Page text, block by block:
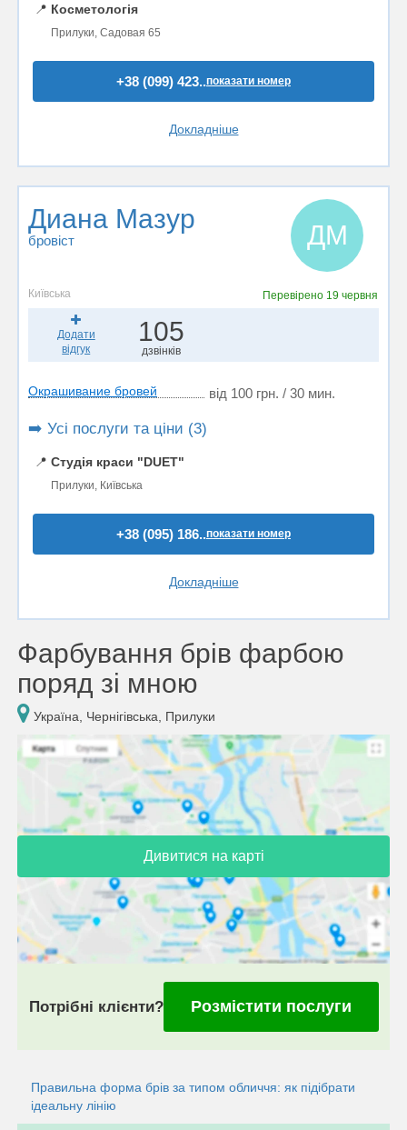
📍 Косметологія
Прилуки, Садовая 65
+38 (099) 423..показати номер
Докладніше
Диана Мазур
бровіст ДМ
Київська Перевірено 19 червня
Додати
відгук
105
дзвінків
Окрашивание бровей від 100 грн. / 30 мин.
➡️ Усі послуги та ціни (3)
📍 Студія краси "DUET"
Прилуки, Київська
+38 (095) 186..показати номер
Докладніше
Фарбування брів фарбою
поряд зі мною
Україна, Чернігівська, Прилуки
Дивитися на карті
Потрібні клієнти? Розмістити послуги
Правильна форма брів за типом обличчя: як підібрати
ідеальну лінію